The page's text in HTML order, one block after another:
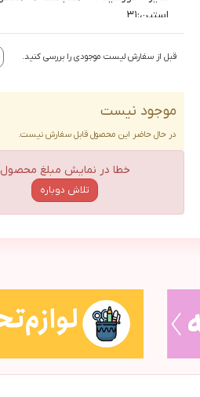
استين:٣١
استين:٣٣
قبل از سفارش لیست موجودی را بررسی کنید.
موجود نیست
در حال حاضر این محصول قابل سفارش نیست.
خطا در نمایش مبلغ محصول
تلاش دوباره